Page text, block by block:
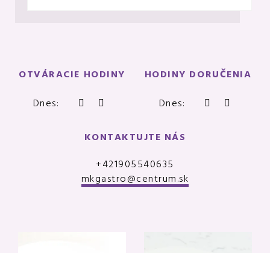
O nás
OTVÁRACIE HODINY
Dnes:
HODINY DORUČENIA
Dnes:
KONTAKTUJTE NÁS
+421905540635
mkgastro@centrum.sk